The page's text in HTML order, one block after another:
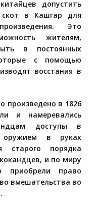
допустить
скот в Кашгар для
Это
жителям,
в постоянных
с помощью
восстания в
произведено в 1826
и намеревались
доступы в
в руках
старого порядка
и по миру
право
вмешательства во